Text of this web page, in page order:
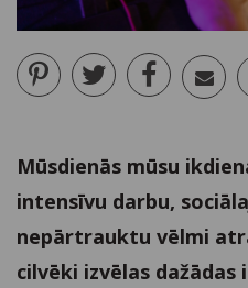
Mūsdienās mūsu
intensīvu darbu,
nepārtrauktu vēlmi
cilvēki izvēlas dažādas